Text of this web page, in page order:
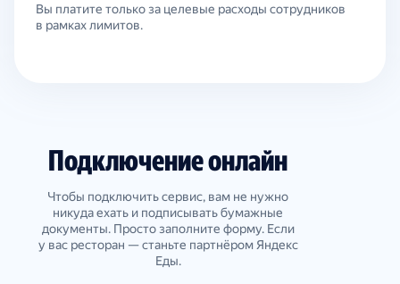
Вы платите только за целевые расходы сотрудников
в рамках лимитов.
Подключение онлайн
Чтобы подключить сервис, вам не нужно
никуда ехать и подписывать бумажные
документы. Просто заполните форму. Если
у вас ресторан — станьте партнёром Яндекс
Еды.